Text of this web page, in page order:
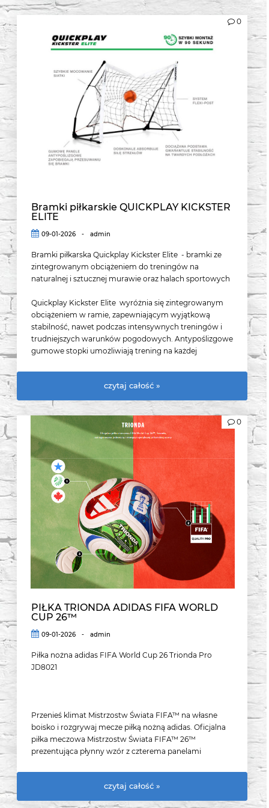
Bramki piłkarskie QUICKPLAY KICKSTER
ELITE
0
09-01-2026 - admin
Bramki piłkarska Quickplay Kickster Elite - bramki ze
zintegrowanym obciążeniem do treningów na
naturalnej i sztucznej murawie oraz halach sportowych
Quickplay Kickster Elite wyróżnia się zintegrowanym
obciążeniem w ramie, zapewniającym wyjątkową
stabilność, nawet podczas intensywnych treningów i
trudniejszych warunków pogodowych. Antypoślizgowe
gumowe stopki umożliwiają trening na każdej
sekund oraz lekka konstrukcja z systemem Flexi-Post
czynią ją idealnym wyborem zarówno dla drużyn
piłkarskich, jak i indywidualnych użytkowników. Dzięki
kompaktowym rozmiarom po złożeniu i torbie w
zestawie, bramka Quickplay Kickster Elite jest niezwykle
łatwa w transporcie.
czytaj całość »
PIŁKA TRIONDA ADIDAS FIFA WORLD
CUP 26™
0
09-01-2026 - admin
Piłka nożna adidas FIFA World Cup 26 Trionda Pro
JD8021
Przenieś klimat Mistrzostw Świata FIFA™ na własne
boisko i rozgrywaj mecze piłką nożną adidas. Oficjalna
piłka meczowa Mistrzostw Świata FIFA™ 26™
prezentująca płynny wzór z czterema panelami
na obiektach sportowych w obu Amerykach. Żywe
kolory i odważne symbole narodowe reprezentują trzy
czytaj całość »